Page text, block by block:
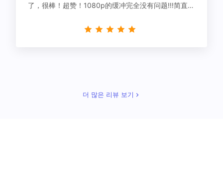
了，很棒！超赞！1080p的缓冲完全没有问题!!!简直救
더 많은 리뷰 보기